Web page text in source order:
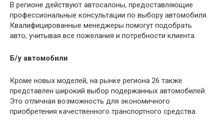
В регионе действуют автосалоны, предоставляющие
профессиональные консультации по выбору автомобиля.
Квалифицированные менеджеры помогут подобрать
авто, учитывая все пожелания и потребности клиента.
Б/у автомобили
Кроме новых моделей, на рынке региона 26 также
представлен широкий выбор подержанных автомобилей.
Это отличная возможность для экономичного
приобретения качественного транспортного средства.